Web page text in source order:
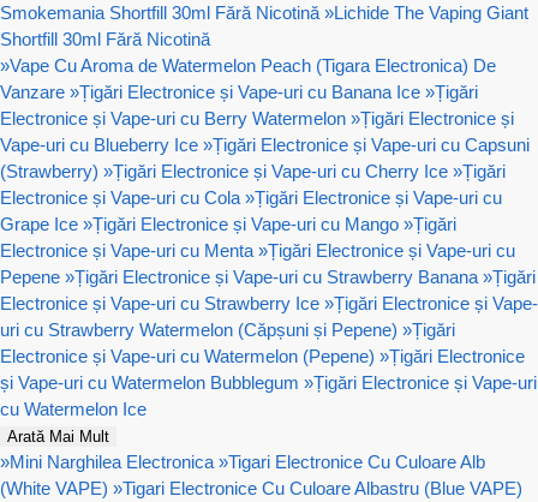
Smokemania Shortfill 30ml Fără Nicotină »Lichide The Vaping Giant
Shortfill 30ml Fără Nicotină
»Vape Cu Aroma de Watermelon Peach (Tigara Electronica) De
Vanzare »Țigări Electronice și Vape-uri cu Banana Ice »Țigări
Electronice și Vape-uri cu Berry Watermelon »Țigări Electronice și
Vape-uri cu Blueberry Ice »Țigări Electronice și Vape-uri cu Capsuni
(Strawberry) »Țigări Electronice și Vape-uri cu Cherry Ice »Țigări
Electronice și Vape-uri cu Cola »Țigări Electronice și Vape-uri cu
Grape Ice »Țigări Electronice și Vape-uri cu Mango »Țigări
Electronice și Vape-uri cu Menta »Țigări Electronice și Vape-uri cu
Pepene »Țigări Electronice și Vape-uri cu Strawberry Banana »Țigări
Electronice și Vape-uri cu Strawberry Ice »Țigări Electronice și Vape-
uri cu Strawberry Watermelon (Căpșuni și Pepene) »Țigări
Electronice și Vape-uri cu Watermelon (Pepene) »Țigări Electronice
și Vape-uri cu Watermelon Bubblegum »Țigări Electronice și Vape-uri
cu Watermelon Ice
Arată Mai Mult
»Mini Narghilea Electronica »Tigari Electronice Cu Culoare Alb
(White VAPE) »Tigari Electronice Cu Culoare Albastru (Blue VAPE)